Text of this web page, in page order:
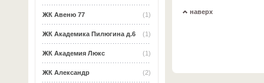
(1)
ЖК Авеню 77
(1)
ЖК Академика Пилюгина д.6
(1)
ЖК Академия Люкс
(2)
ЖК Александр
наверх